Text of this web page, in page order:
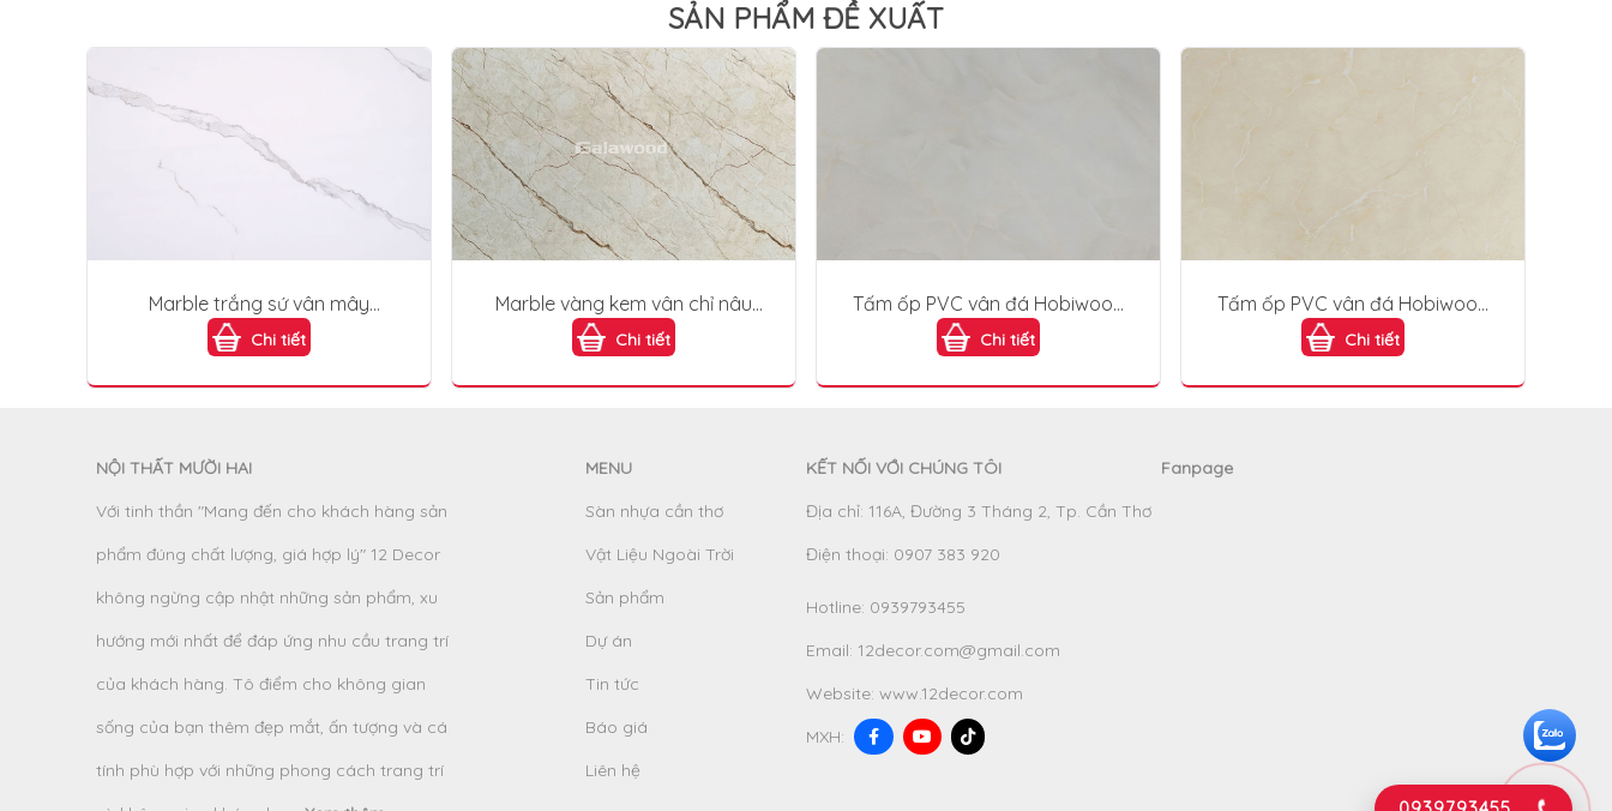
SẢN PHẨM ĐỀ XUẤT
Marble trắng sứ vân mây
PVC2014
Chi tiết
Marble vàng kem vân chỉ nâu
PVC202
Chi tiết
Tấm ốp PVC vân đá Hobiwood
VD308
Chi tiết
Tấm ốp PVC vân đá Hobiwood
VD302
Chi tiết
NỘI THẤT MƯỜI HAI
Với tinh thần "Mang đến cho khách hàng sản
phẩm đúng chất lượng, giá hợp lý" 12 Decor
không ngừng cập nhật những sản phẩm, xu
hướng mới nhất để đáp ứng nhu cầu trang trí
của khách hàng. Tô điểm cho không gian
sống của bạn thêm đẹp mắt, ấn tượng và cá
tính phù hợp với những phong cách trang trí
MENU
Sàn nhựa cần thơ
Vật Liệu Ngoài Trời
Sản phẩm
Dự án
Tin tức
Báo giá
Liên hệ
KẾT NỐI VỚI CHÚNG TÔI
Địa chỉ: 116A, Đường 3 Tháng 2, Tp. Cần Thơ
Điện thoại: 0907 383 920
Hotline: 0939793455
Email: 12decor.com@gmail.com
Website: www.12decor.com
MXH:
Fanpage